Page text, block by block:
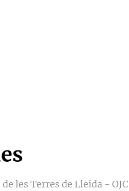
les Terres de Lleida -